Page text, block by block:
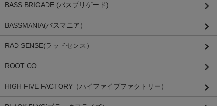
BASS BRIGADE (バスブリゲード)
BASSMANIA(バスマニア）
RAD SENSE(ラッドセンス）
ROOT CO.
HIGH FIVE FACTORY（ハイファイブファクトリー）